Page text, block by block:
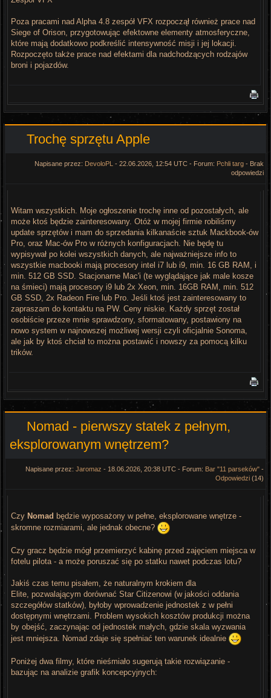
Poza pracami nad Alpha 4.8 zespół VFX rozpoczął również prace nad
Siege of Orison, przygotowując efektowne elementy atmosferyczne,
które mają dodatkowo podkreślić intensywność misji i jej lokacji.
Rozpoczęto także prace nad efektami dla nadchodzących rodzajów
broni i pojazdów.
Trochę sprzętu Apple
Napisane przez: DevoloPL - 22.06.2026, 12:54 UTC - Forum: Pchli targ - Brak
odpowiedzi
Witam wszystkich. Moje ogłoszenie trochę inne od pozostałych, ale
może ktoś będzie zainteresowany. Otóż w mojej firmie robiliśmy
update sprzętów i mam do sprzedania kilkanaście sztuk Mackbook-ów
Pro, oraz Mac-ów Pro w różnych konfiguracjach. Nie będę tu
wypisywał po kolei wszystkich danych, ale najważniejsze info to
wszystkie macbooki mają procesory intel i7 lub i9, min. 16 GB RAM, i
min. 512 GB SSD. Stacjonarne Mac'i (te wyglądające jak male kosze
na śmieci) mają procesory i9 lub 2x Xeon, min. 16GB RAM, min. 512
GB SSD, 2x Radeon Fire lub Pro. Jeśli ktoś jest zainteresowany to
zapraszam do kontaktu na PW. Ceny niskie. Każdy sprzęt został
osobiście przeze mnie sprawdzony, sformatowany, postawiony na
nowo system w najnowszej możliwej wersji czyli oficjalnie Sonoma,
ale jak by ktoś chciał to można postawić i nowszy za pomocą kilku
trików.
Nomad - pierwszy statek z pełnym,
eksplorowanym wnętrzem?
Napisane przez: Jaromaz - 18.06.2026, 20:38 UTC - Forum: Bar "11 parseków" -
Odpowiedzi (14)
Czy Nomad będzie wyposażony w pełne, eksplorowane wnętrze -
skromne rozmiarami, ale jednak obecne?
Czy gracz będzie mógł przemierzyć kabinę przed zajęciem miejsca w
fotelu pilota - a może poruszać się po statku nawet podczas lotu?
Jakiś czas temu pisałem, że naturalnym krokiem dla
Elite, pozwalającym dorównać Star Citizenowi (w jakości oddania
szczegółów statków), byłoby wprowadzenie jednostek z w pełni
dostępnymi wnętrzami. Problem wysokich kosztów produkcji można
by obejść, zaczynając od jednostek małych, gdzie skala wyzwania
jest mniejsza. Nomad zdaje się spełniać ten warunek idealnie
Poniżej dwa filmy, które nieśmiało sugerują takie rozwiązanie -
bazując na analizie grafik koncepcyjnych: